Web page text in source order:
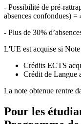
- Possibilité de pré-
absences confondues)
- Plus de 30%
L'UE est acquise si
Crédits ECTS
Crédit de Langue
La note obtenue rentre
Pour les